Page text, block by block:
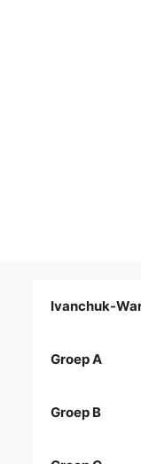
Ivanchuk-
Groep A
Groep B